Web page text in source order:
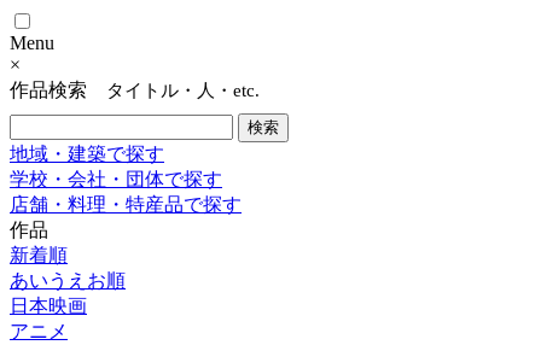
Menu
×
作品検索
タイトル・人・etc.
地域・建築で探す
学校・会社・団体で探す
店舗・料理・特産品で探す
作品
新着順
あいうえお順
日本映画
アニメ